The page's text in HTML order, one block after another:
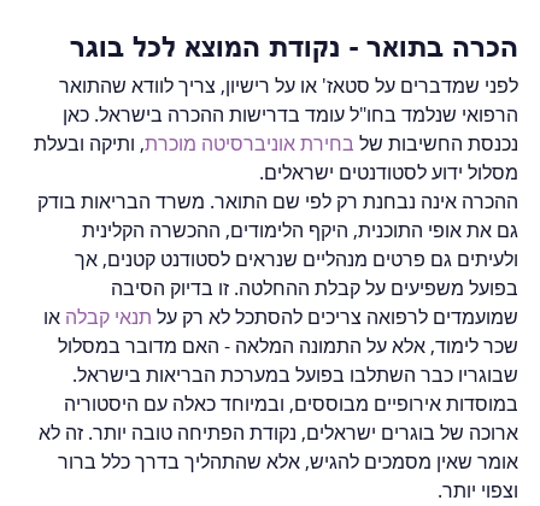
הכרה בתואר - נקודת המוצא לכל בוגר
לפני שמדברים על סטאז' או על רישיון, צריך לוודא שהתואר
הרפואי שנלמד בחו"ל עומד בדרישות ההכרה בישראל. כאן
נכנסת החשיבות של בחירת אוניברסיטה מוכרת, ותיקה ובעלת
מסלול ידוע לסטודנטים ישראלים.
ההכרה אינה נבחנת רק לפי שם התואר. משרד הבריאות בודק
גם את אופי התוכנית, היקף הלימודים, ההכשרה הקלינית
ולעיתים גם פרטים מנהליים שנראים לסטודנט קטנים, אך
בפועל משפיעים על קבלת ההחלטה. זו בדיוק הסיבה
שמועמדים לרפואה צריכים להסתכל לא רק על תנאי קבלה או
שכר לימוד, אלא על התמונה המלאה - האם מדובר במסלול
שבוגריו כבר השתלבו בפועל במערכת הבריאות בישראל.
במוסדות אירופיים מבוססים, ובמיוחד כאלה עם היסטוריה
ארוכה של בוגרים ישראלים, נקודת הפתיחה טובה יותר. זה לא
אומר שאין מסמכים להגיש, אלא שהתהליך בדרך כלל ברור
וצפוי יותר.